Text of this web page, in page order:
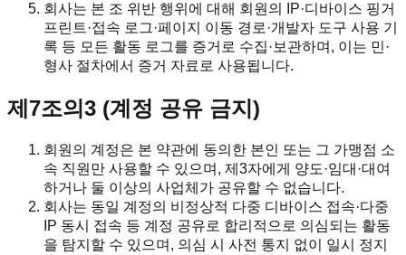
회사는 본 조 위반 행위에 대해 회원의 IP·디바이스 핑거
프린트·접속 로그·페이지 이동 경로·개발자 도구 사용 기
록 등 모든 활동 로그를 증거로 수집·보관하며, 이는 민·
형사 절차에서 증거 자료로 사용됩니다.
제7조의3 (계정 공유 금지)
회원의 계정은 본 약관에 동의한 본인 또는 그 가맹점 소
속 직원만 사용할 수 있으며, 제3자에게 양도·임대·대여
하거나 둘 이상의 사업체가 공유할 수 없습니다.
회사는 동일 계정의 비정상적 다중 디바이스 접속·다중
IP 동시 접속 등 계정 공유로 합리적으로 의심되는 활동
을 탐지할 수 있으며, 의심 시 사전 통지 없이 일시 정지